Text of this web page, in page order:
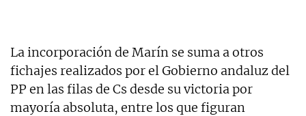
La incorporación de Marín se suma a otros
fichajes realizados por el Gobierno andaluz del
PP en las filas de Cs desde su victoria por
mayoría absoluta, entre los que figuran